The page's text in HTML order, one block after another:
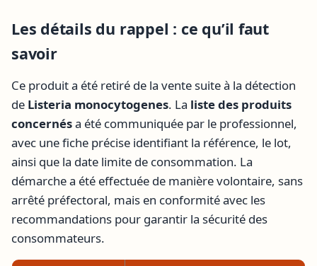
Les détails du rappel : ce qu’il faut
savoir
Ce produit a été retiré de la vente suite à la détection
de Listeria monocytogenes. La liste des produits
concernésa été communiquée par le professionnel,
avec une fiche précise identifiant la référence, le lot,
ainsi que la date limite de consommation. La
démarche a été effectuée de manière volontaire, sans
arrêté préfectoral, mais en conformité avec les
recommandations pour garantir la sécurité des
consommateurs.